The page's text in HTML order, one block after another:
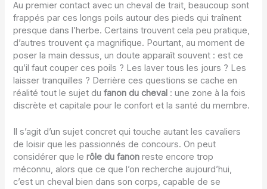
Au premier contact avec un cheval de trait, beaucoup sont
frappés par ces longs poils autour des pieds qui traînent
presque dans l’herbe. Certains trouvent cela peu pratique,
d’autres trouvent ça magnifique. Pourtant, au moment de
poser la main dessus, un doute apparaît souvent : est ce
qu’il faut couper ces poils ? Les laver tous les jours ? Les
laisser tranquilles ? Derrière ces questions se cache en
réalité tout le sujet dufanon du cheval : une zone à la fois
discrète et capitale pour le confort et la santé du membre.
Il s’agit d’un sujet concret qui touche autant les cavaliers
de loisir que les passionnés de concours. On peut
considérer que lerôle du fanon reste encore trop
méconnu, alors que ce que l’on recherche aujourd’hui,
c’est un cheval bien dans son corps, capable de se